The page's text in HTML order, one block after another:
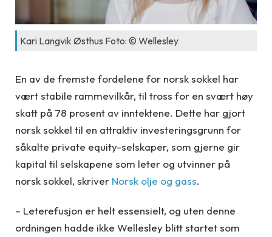
Kari Langvik Østhus Foto: © Wellesley
En av de fremste fordelene for norsk sokkel har
vært stabile rammevilkår, til tross for en svært høy
skatt på 78 prosent av inntektene. Dette har gjort
norsk sokkel til en attraktiv investeringsgrunn for
såkalte private equity-selskaper, som gjerne gir
kapital til selskapene som leter og utvinner på
norsk sokkel, skriver Norsk olje og gass.
– Leterefusjon er helt essensielt, og uten denne
ordningen hadde ikke Wellesley blitt startet som